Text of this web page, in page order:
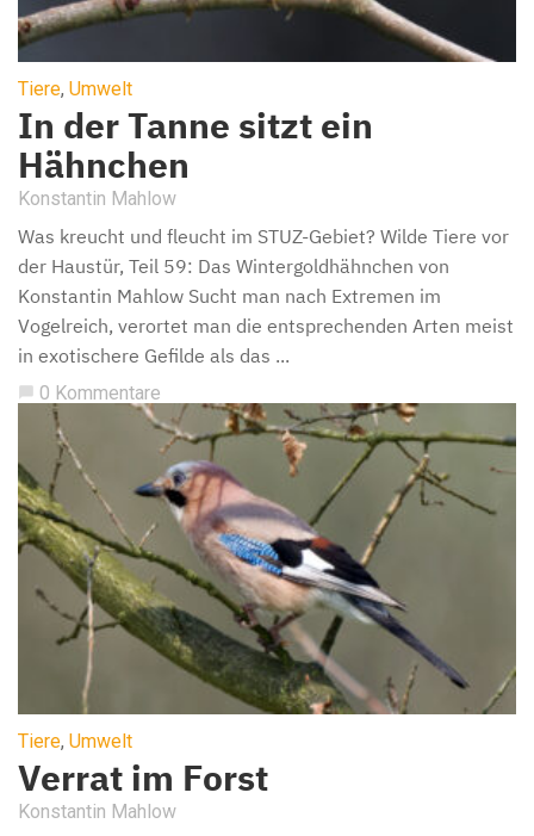
Tiere, Umwelt
In der Tanne sitzt ein
Hähnchen
Konstantin Mahlow
Was kreucht und fleucht im STUZ-Gebiet? Wilde Tiere vor
der Haustür, Teil 59: Das Wintergoldhähnchen von
Konstantin Mahlow Sucht man nach Extremen im
Vogelreich, verortet man die entsprechenden Arten meist
in exotischere Gefilde als das ...
0 Kommentare
Tiere, Umwelt
Verrat im Forst
Konstantin Mahlow